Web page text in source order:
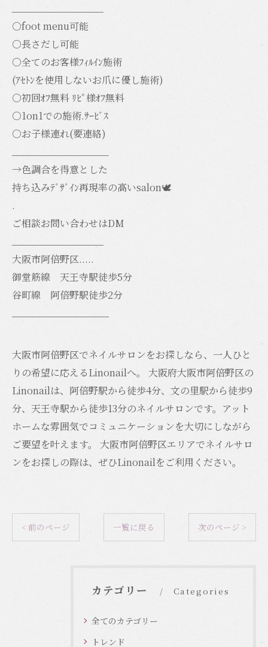
_________________
○foot menu可能
○長さだし可能
○全てのお客様ﾌｨﾙｲﾝ施術
(ｱｾﾄﾝを使用しないお爪に優し施術)
○初回ｵﾌ無料 ﾘﾋﾟ様ｵﾌ無料
○1on1での施術.ｻｰﾋﾞｽ
○お子様連れ(要連絡)
→色調合を得意とした
持ち込みﾃﾞｻﾞｲﾝ再現率の高いsalon🕊️
.
ご相談お問い合わせはDM
_________________
大阪市阿倍野区.....
御堂筋線 天王寺駅徒歩5分
谷町線 阿倍野駅徒歩2分
大阪市阿倍野区でネイルサロンをお探しなら、一人ひと
りの希望に応えるLinonailへ。 大阪府大阪市阿倍野区の
Linonailは、阿倍野駅から徒歩4分、文の里駅から徒歩9
分、天王寺駅から徒歩13分のネイルサロンです。アット
ホームな雰囲気でコミュニケーションを大切にしながら
ご要望を叶えます。 大阪市阿倍野区エリアでネイルサロ
ンをお探しの際は、ぜひLinonailをご利用ください。
< 前のページ 一覧に戻る 次のページ >
カテゴリー Categories
全てのカテゴリー
トレンド